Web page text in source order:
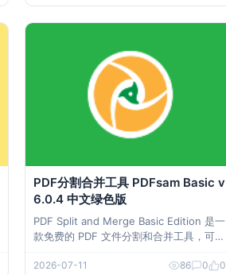
多语便携版开箱即用。 软件下载 十六进制
编辑器 Hex Editor Neo v8.12.00.942
PDF分割合并工具 PDFsam Basic v
6.0.4 中文绿色版
PDF Split and Merge Basic Edition 是一
款免费的 PDF 文件分割和合并工具，可以
以将多个 PDF 文件合并成一个文件。它是
2026-07-11 86 0 0